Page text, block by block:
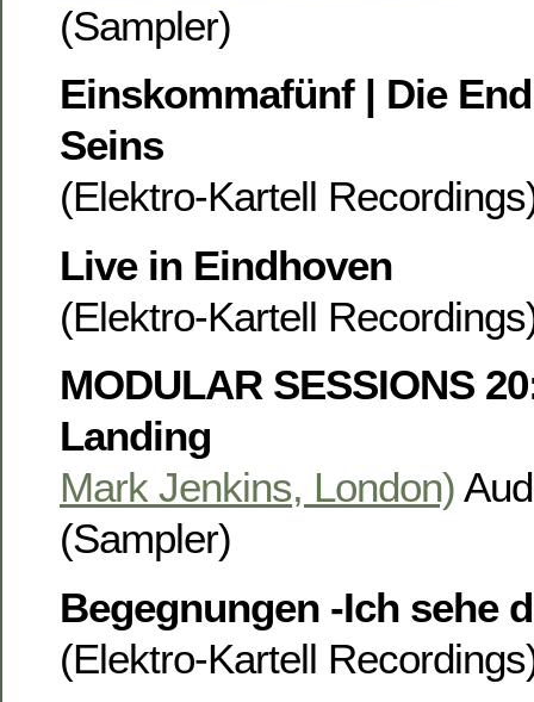
(Sampler)
Einskommafünf | Die
Seins
(Elektro-Kartell
Live in Eindhoven
(Elektro-Kartell
MODULAR SESSIONS
Landing
Mark Jenkins, London)
(Sampler)
Begegnungen -Ich sehe
(Elektro-Kartell